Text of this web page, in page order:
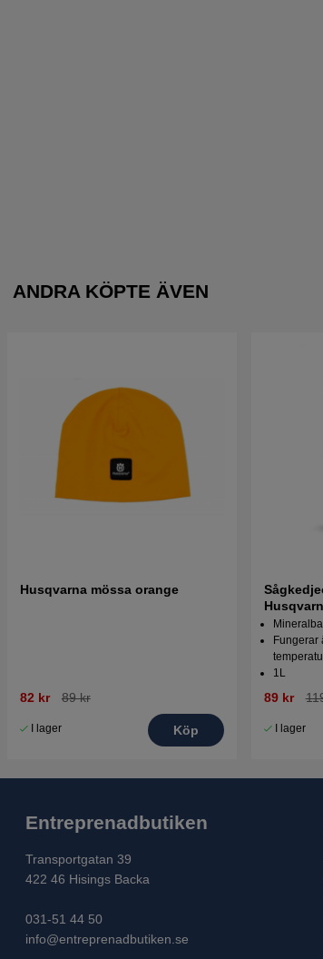
ANDRA KÖPTE ÄVEN
Husqvarna mössa orange
82 kr 89 kr
I lager Köp
Fungerar
1L
89 kr
I lager
Entreprenadbutiken
Transportgatan 39
422 46 Hisings Backa
031-51 44 50
info@entreprenadbutiken.se